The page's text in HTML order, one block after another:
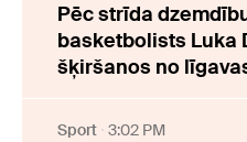
Pēc strīda
basketbolists Luka
šķiršanos no
Sport 3:02 PM